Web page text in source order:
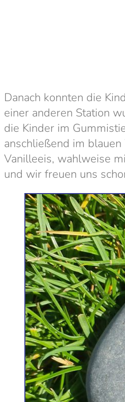
Danach konnten die
einer anderen Station
die Kinder im
anschließend im
Vanilleeis, wahlweise
und wir freuen uns